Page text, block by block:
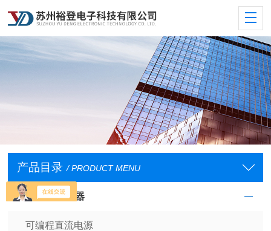
产品目录 / PRODUCT MENU
直流电源供应器
可编程直流电源